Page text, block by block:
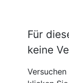
Für
keine